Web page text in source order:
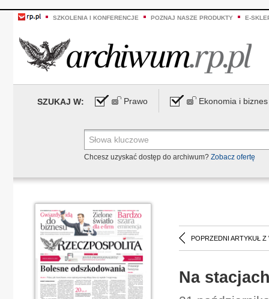
SZKOLENIA I KONFERENCJE POZNAJ NASZE PRODUKTY E-
SZUKAJ W: Prawo Ekonomia i biznes
Chcesz uzyskać dostęp do archiwum? Zobacz ofertę
POPRZEDNI ARTYKUŁ Z
Na